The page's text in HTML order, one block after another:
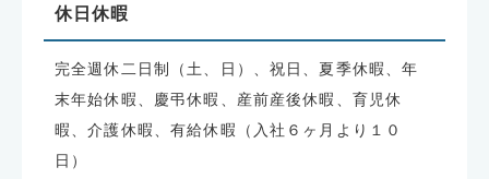
休日休暇
完全週休二日制（土、日）、祝日、夏季休暇、年
末年始休暇、慶弔休暇、産前産後休暇、育児休
暇、介護休暇、有給休暇（入社６ヶ月より１０
日）